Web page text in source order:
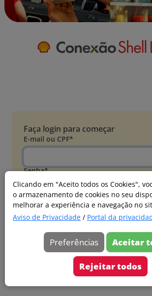
Clicando em "Aceito todos os Cookies",
o armazenamento de cookies no seu
melhorar a experiência e navegação no
Aviso de Privacidade / Portal da
Preferências Aceitar
Rejeitar todos
Faça login para começar
E-mail ou CPF*
Senha*
Esqueci
Entrar
Acessar com Microsoft
Ainda não faz parte?
Cadastre-se
Versão 20260805.7